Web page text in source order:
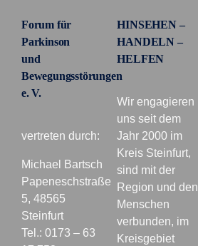
Forum für
Parkinson
und
Bewegungsstörungen
e. V.
vertreten durch:
Michael Bartsch
Papeneschstraße
5, 48565
Steinfurt
Tel.: 0173 – 63
HINSEHEN –
HANDELN –
HELFEN
Wir engagieren
uns seit dem
Jahr 2000 im
Kreis Steinfurt,
sind mit der
Region und den
Menschen
verbunden, im
Kreisgebiet